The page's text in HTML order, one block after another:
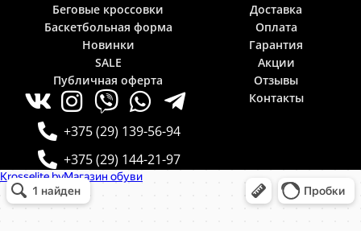
Беговые кроссовки
Баскетбольная форма
Новинки
SALE
Публичная оферта
+375 (29) 139-56-94
+375 (29) 144-21-97
Доставка
Оплата
Гарантия
Акции
Отзывы
Контакты
Krosselite.by
Информационный интернет-сайт в Минске